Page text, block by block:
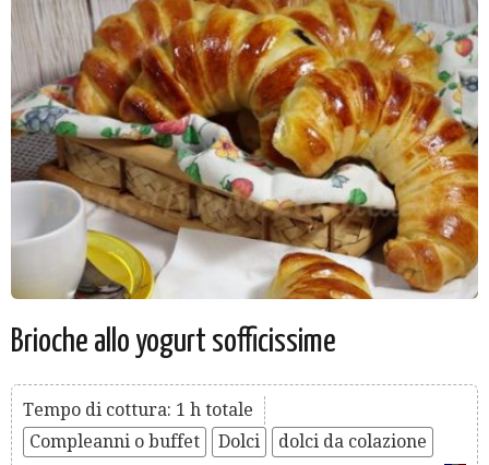
Brioche allo yogurt sofficissime
Tempo di cottura: 1 h totale
Compleanni o buffet
Dolci dolci da colazione